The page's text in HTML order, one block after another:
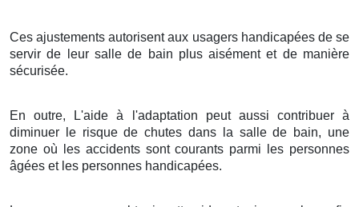
Ces ajustements autorisent aux usagers handicapées de se
servir de leur salle de bain plus aisément et de manière
sécurisée.
En outre, L'aide à l'adaptation peut aussi contribuer à
diminuer le risque de chutes dans la salle de bain, une
zone où les accidents sont courants parmi les personnes
âgées et les personnes handicapées.